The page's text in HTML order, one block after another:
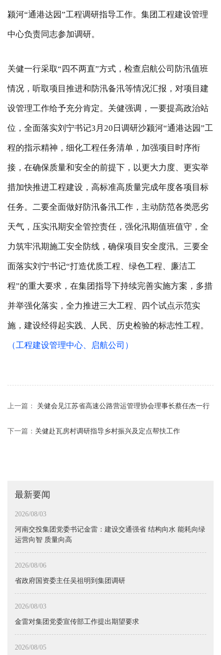
颍河“通港达园”工程调研指导工作。集团工程建设管理
中心负责同志参加调研。
关健一行采取“四不两直”方式，检查启航公司防汛值班
情况，听取项目推进和防汛备汛等情况汇报，对项目建
设管理工作给予充分肯定。关健强调，一要提高政治站
位， 全面落实刘宁书记3月20日调研沙颍河“通港达园”工
程的指示精神， 细化工程任务清单，加强项目时序衔
接， 在确保质量和安全的前提下， 以更大力度、更实举
措加快推进工程建设 ， 高标准高质量完成年度各项目标
任务。 二要全面做好防汛备汛工作， 主动防范各类恶劣
天气，压实汛期安全管控责任 ， 强化汛期值班值守， 全
力筑牢汛期施工安全防线 ， 确保项目安全度汛。三要全
面落实刘宁书记“打造优质工程、绿色工程、廉洁工
程”的重大要求，在集团指导下持续完善实施方案，多措
并举强化落实，全力推进三大工程、四个试点示范实
施，建设经得起实践、人民、历史检验的标志性工程。
（工程建设管理中心、启航公司）
上一篇： 关健会见江苏省高速公路营运管理协会理事长蔡任杰一行
下一篇： 关健赴瓦房村调研指导乡村振兴及定点帮扶工作
最新要闻
2026/08/03
河南交投集团党委书记金雷：建设交通强省 结构向水 能耗向绿
运营向智 质量向高
2026/08/06
省政府国资委主任吴祖明到集团调研
2026/08/03
金雷对集团党委宣传部工作提出期望要求
2026/08/05